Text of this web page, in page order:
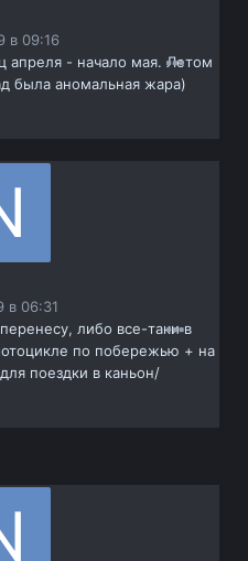
в 09:16
апреля - начало мая. Летом
была аномальная жара)
в 06:31
либо все-таки в
по побережью + на
поездки в каньон/